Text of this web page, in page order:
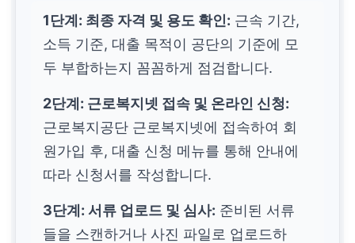
1단계: 최종 자격 및 용도 확인: 근속 기간,
소득 기준, 대출 목적이 공단의 기준에 모
두 부합하는지 꼼꼼하게 점검합니다.
2단계: 근로복지넷 접속 및 온라인 신청:
근로복지공단 근로복지넷에 접속하여 회
원가입 후, 대출 신청 메뉴를 통해 안내에
따라 신청서를 작성합니다.
3단계: 서류 업로드 및 심사: 준비된 서류
들을 스캔하거나 사진 파일로 업로드하